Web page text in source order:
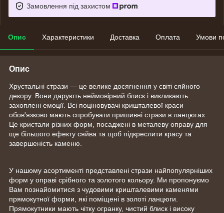
Замовлення під захистом
Опис Характеристики Доставка Оплата Умови
Опис
Хрустальні стрази — це велике досягнення у світі сяйного
декору. Вони дарують неймовірний блиск і викликають
захоплені емоції. Всі поціновувачі кришталевої краси
обов'язково мають спробувати пришивні стрази в ланцюгах.
Це кристали різних форм, посаджені в металеву оправу для
ще більшого ефекту сяйва та щоб підкреслити красу та
завершеність каменю.
У нашому асортименті представлені стрази найпопулярніших
форм у оправі срібного та золотого кольору. Ми пропонуємо
Вам познайомитися з чудовими кришталевими каменями
прямокутної форми, які поміщені в золоті ланцюги.
Прямокутники мають чітку огранку, чистий блиск і високу